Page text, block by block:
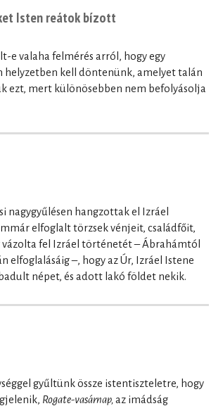
Isten reátok bízott
e valaha felmérés arról, hogy egy
helyzetben kell döntenünk, amelyet talán
ezt, mert különösebben nem befolyásolja
nagygyűlésen hangzottak el Izráel
elfoglalt törzsek vénjeit, családfőit,
fel Izráel történetét – Ábrahámtól
elfoglalásáig –, hogy az Úr, Izráel Istene
népet, és adott lakó földet nekik.
gyűltünk össze istentiszteletre, hogy
Rogate-vasárnap, az imádság